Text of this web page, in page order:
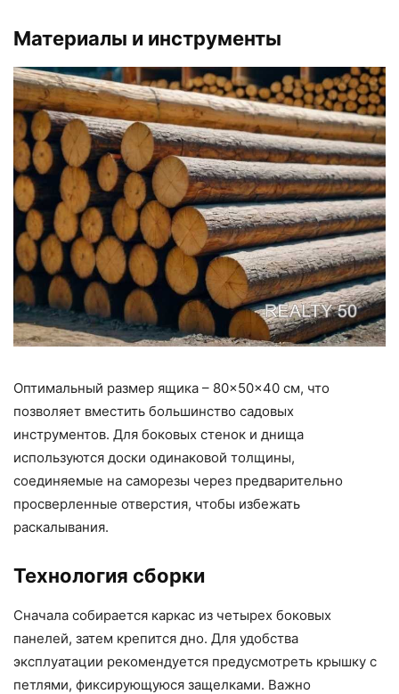
Материалы и инструменты
Оптимальный размер ящика – 80×50×40 см, что
позволяет вместить большинство садовых
инструментов. Для боковых стенок и днища
используются доски одинаковой толщины,
соединяемые на саморезы через предварительно
просверленные отверстия, чтобы избежать
раскалывания.
Технология сборки
Сначала собирается каркас из четырех боковых
панелей, затем крепится дно. Для удобства
эксплуатации рекомендуется предусмотреть крышку с
петлями, фиксирующуюся защелками. Важно